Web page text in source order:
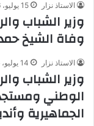
الاستاذ نزار 15 يوليو، 2026
وزير الشباب
وفاة الشيخ
الاستاذ نزار 14 يوليو، 2026
وزير الشباب
الوطني
الجماهيرية